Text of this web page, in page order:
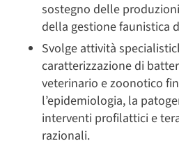
sostegno delle
della gestione faunistica
Svolge attività
caratterizzazione di
veterinario e zoonotico
l’epidemiologia, la
interventi profilattici e
razionali.